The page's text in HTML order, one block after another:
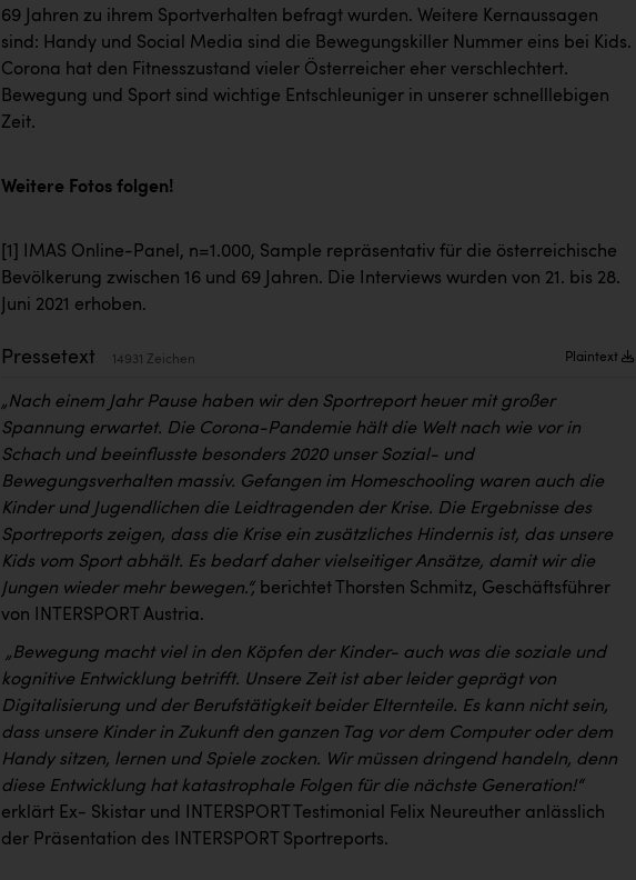
69 Jahren zu ihrem Sportverhalten befragt wurden. Weitere Kernaussagen
sind: Handy und Social Media sind die Bewegungskiller Nummer eins bei Kids.
Corona hat den Fitnesszustand vieler Österreicher eher verschlechtert.
Bewegung und Sport sind wichtige Entschleuniger in unserer schnelllebigen
Zeit.
Weitere Fotos folgen!
[1]
IMAS Online-Panel, n=1.000, Sample repräsentativ für die österreichische
Bevölkerung zwischen 16 und 69 Jahren. Die Interviews wurden von 21. bis 28.
Juni 2021 erhoben.
Pressetext 14931 Zeichen Plaintext
„Nach einem Jahr Pause haben wir den Sportreport heuer mit großer
Spannung erwartet. Die Corona-Pandemie hält die Welt nach wie vor in
Schach und beeinflusste besonders 2020 unser Sozial- und
Bewegungsverhalten massiv. Gefangen im Homeschooling waren auch die
Kinder und Jugendlichen die Leidtragenden der Krise. Die Ergebnisse des
Sportreports zeigen, dass die Krise ein zusätzliches Hindernis ist, das unsere
Kids vom Sport abhält. Es bedarf daher vielseitiger Ansätze, damit wir die
Jungen wieder mehr bewegen.“, berichtet Thorsten Schmitz, Geschäftsführer
von INTERSPORT Austria.
„Bewegung macht viel in den Köpfen der Kinder- auch was die soziale und
kognitive Entwicklung betrifft. Unsere Zeit ist aber leider geprägt von
Digitalisierung und der Berufstätigkeit beider Elternteile. Es kann nicht sein,
dass unsere Kinder in Zukunft den ganzen Tag vor dem Computer oder dem
Handy sitzen, lernen und Spiele zocken. Wir müssen dringend handeln, denn
diese Entwicklung hat katastrophale Folgen für die nächste Generation!“
erklärt Ex- Skistar und INTERSPORT Testimonial Felix Neureuther anlässlich
der Präsentation des INTERSPORT Sportreports.